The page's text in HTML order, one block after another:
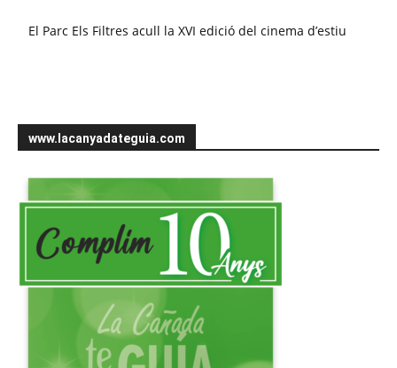
El Parc Els Filtres acull la XVI edició del cinema d’estiu
www.lacanyadateguia.com